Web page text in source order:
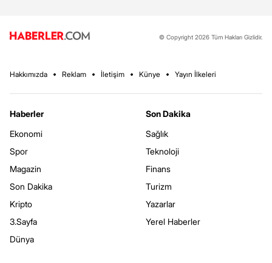
© Copyright 2026 Tüm Hakları Gizlidir.
Hakkımızda Reklam İletişim Künye Yayın İlkeleri
Haberler
Ekonomi
Spor
Magazin
Son Dakika
Kripto
3.Sayfa
Dünya
Son Dakika
Sağlık
Teknoloji
Finans
Turizm
Yazarlar
Yerel Haberler